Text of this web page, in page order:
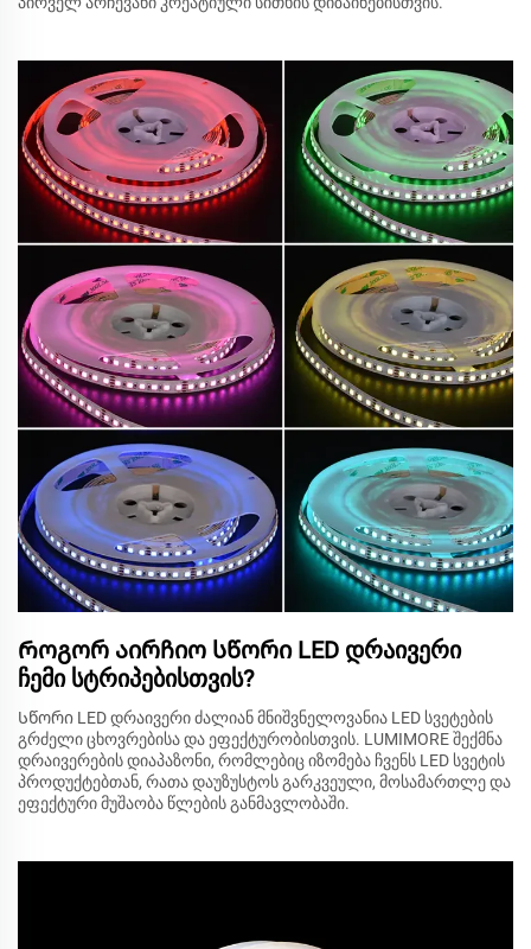
Როგორ აირჩიო სწორი LED დრაივერი
ჩემი სტრიპებისთვის?
Სწორი LED დრაივერი ძალიან მნიშვნელოვანია LED სვეტების
გრძელი ცხოვრებისა და ეფექტურობისთვის. LUMIMORE შექმნა
დრაივერების დიაპაზონი, რომლებიც იზომება ჩვენს LED სვეტის
პროდუქტებთან, რათა დაუზუსტოს გარკვეული, მოსამართლე და
ეფექტური მუშაობა წლების განმავლობაში.